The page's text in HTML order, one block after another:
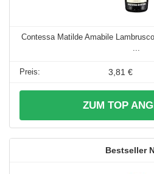
Contessa Matilde Amabile
...
3,81 €
ZUM TOP